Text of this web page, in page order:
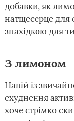
добавки, як
натщесерце для
знахідкою для
З лимоном
Напій із
схуднення
хоче стрімко